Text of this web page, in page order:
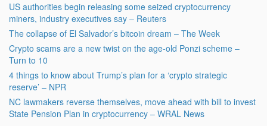
US authorities begin releasing some seized cryptocurrency
miners, industry executives say – Reuters
The collapse of El Salvador’s bitcoin dream – The Week
Crypto scams are a new twist on the age-old Ponzi scheme –
Turn to 10
4 things to know about Trump’s plan for a ‘crypto strategic
reserve’ – NPR
NC lawmakers reverse themselves, move ahead with bill to invest
State Pension Plan in cryptocurrency – WRAL News